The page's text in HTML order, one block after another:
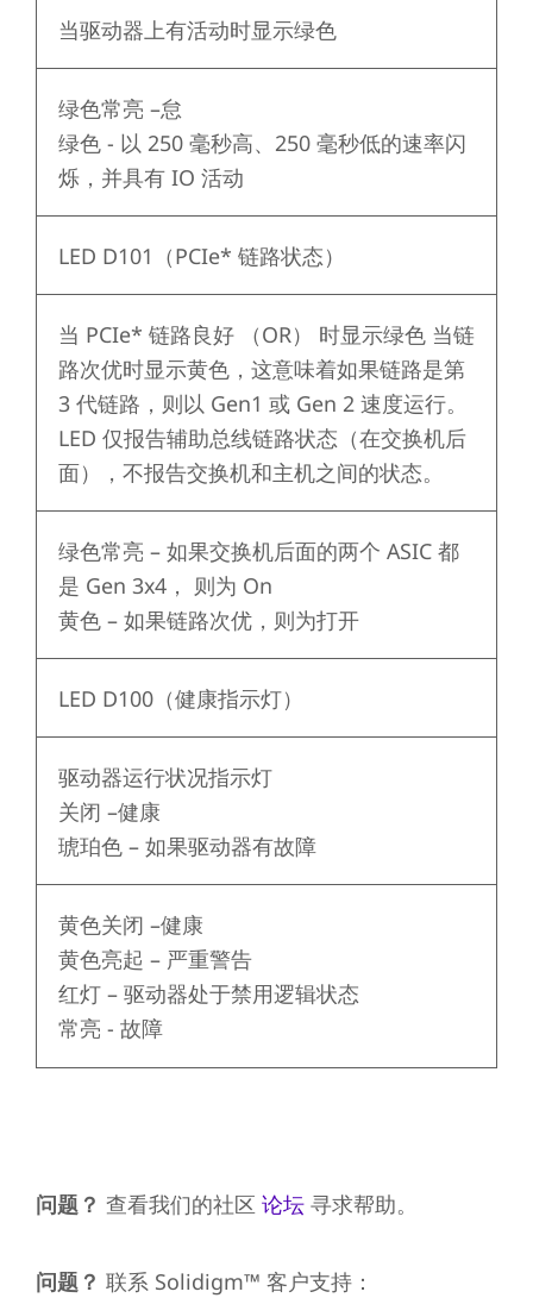
当驱动器上有活动时显示绿色
绿色常亮 –怠
绿色 - 以 250 毫秒高、250 毫秒低的速率闪
烁，并具有 IO 活动
LED D101（PCIe* 链路状态）
当 PCIe* 链路良好 （OR） 时显示绿色 当链
路次优时显示黄色，这意味着如果链路是第
3 代链路，则以 Gen1 或 Gen 2 速度运行。
LED 仅报告辅助总线链路状态（在交换机后
面），不报告交换机和主机之间的状态。
绿色常亮 – 如果交换机后面的两个 ASIC 都
是 Gen 3x4， 则为 On
黄色 – 如果链路次优，则为打开
LED D100（健康指示灯）
驱动器运行状况指示灯
关闭 –健康
琥珀色 – 如果驱动器有故障
黄色关闭 –健康
黄色亮起 – 严重警告
红灯 – 驱动器处于禁用逻辑状态
常亮 - 故障
问题？ 查看我们的社区 论坛寻求帮助。
问题？ 联系 Solidigm™ 客户支持：